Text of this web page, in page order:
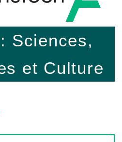
Sciences,
et Culture